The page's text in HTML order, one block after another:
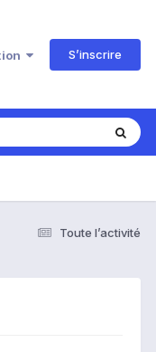
S’inscrire
Toute l’activité